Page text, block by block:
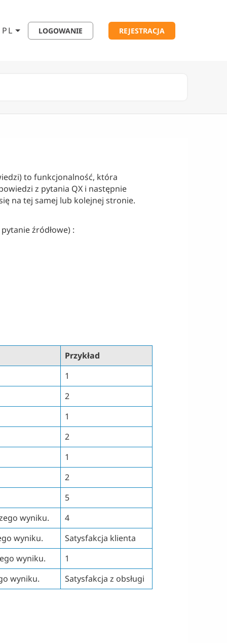
PL LOGOWANIE REJESTRACJA
to funkcjonalność, która
z pytania QX i następnie
na tej samej lub kolejnej stronie.
źródłowe) :
Przykład
1
2
1
2
1
2
5
wyniku.
4
wyniku.
Satysfakcja klienta
wyniku.
1
wyniku.
Satysfakcja z obsługi